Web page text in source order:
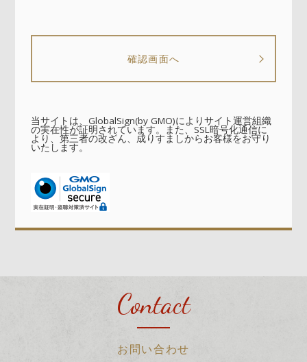
当サイトは、GlobalSign(by GMO)によりサイト運営組織
の実在性が証明されています。また、SSL暗号化通信に
より、第三者の改ざん、成りすましからお客様をお守り
いたします。
Contact
お問い合わせ